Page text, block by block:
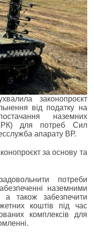
законопроєкт
від податку на
наземних
для потреб Сил
апарату ВР.
за основу та
потреби
наземними
а також забезпечити
коштів під час
комплексів для